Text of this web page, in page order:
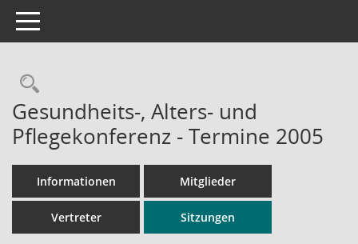
Toggle navigation
Rechercheauswahl
Gesundheits-, Alters- und
Pflegekonferenz - Termine 2005
Informationen Mitglieder
Vertreter Sitzungen